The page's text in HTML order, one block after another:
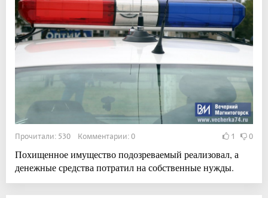
Прочитали: 530 Комментарии: 0 1 0
Похищенное имущество подозреваемый реализовал, а
денежные средства потратил на собственные нужды.